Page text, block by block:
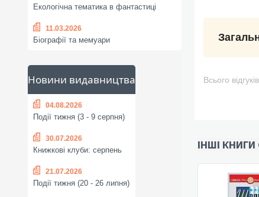
Екологічна тематика в фантастиці
11.03.2026
Біографії та мемуари
Новини видавництва
04.08.2026
Події тижня (3 - 9 серпня)
30.07.2026
Книжкові клуби: серпень
21.07.2026
Події тижня (20 - 26 липня)
Всього
ІНШІ КНИГИ